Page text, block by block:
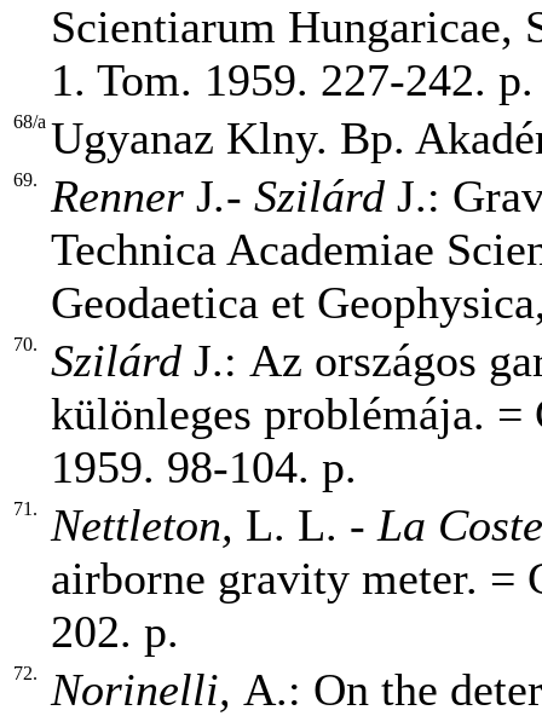
Scientiarum Hungaricae,
1. Tom. 1959. 227-242. p.
68/a Ugyanaz Klny. Bp.
69. Renner J.- Szilárd J.:
Technica Academiae
Geodaetica et
70. Szilárd J.: Az országos
különleges problémája.
1959. 98-104. p.
71. Nettleton, L. L. - La
airborne gravity meter. =
202. p.
72. Norinelli, A.: On the